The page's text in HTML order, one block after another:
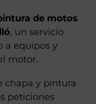
de motos
, un servicio
a equipos y
motor.
chapa y pintura
peticiones